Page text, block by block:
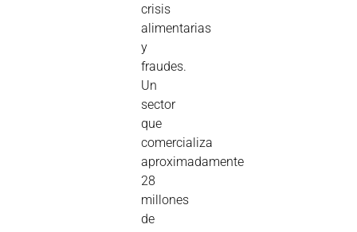
crisis
alimentarias
y
fraudes.
Un
sector
que
comercializa
aproximadamente
28
millones
de